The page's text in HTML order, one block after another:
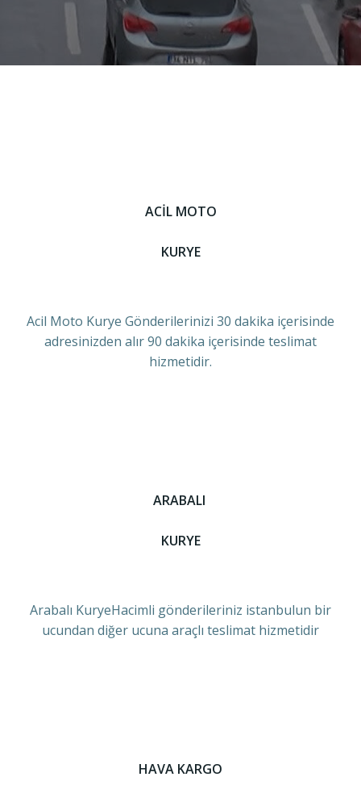
ACİL MOTO
KURYE
Acil Moto Kurye Gönderilerinizi 30 dakika içerisinde
adresinizden alır 90 dakika içerisinde teslimat
hizmetidir.
ARABALI
KURYE
Arabalı KuryeHacimli gönderileriniz istanbulun bir
ucundan diğer ucuna araçlı teslimat hizmetidir
HAVA KARGO